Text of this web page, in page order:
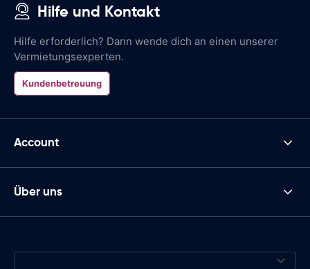
Hilfe und Kontakt
Hilfe erforderlich? Dann wende dich an einen unserer
Vermietungsexperten.
Kundenbetreuung
Account
Über uns